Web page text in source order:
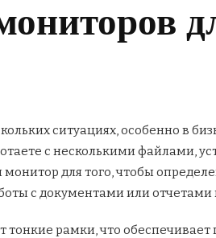
ситуациях, особенно в
с несколькими файлами,
для того, чтобы
с документами или отчетами
рамки, что